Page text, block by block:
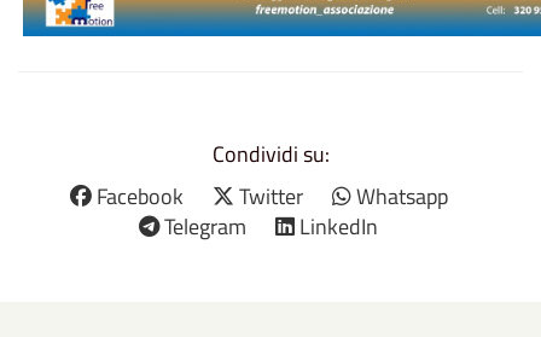
Condividi su:
Facebook
Twitter
Whatsapp
Telegram
LinkedIn